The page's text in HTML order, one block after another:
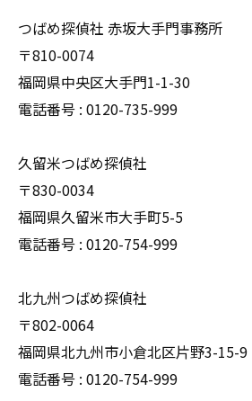
つばめ探偵社 赤坂大手門事務所
〒810-0074
福岡県中央区大手門1-1-30
電話番号 : 0120-735-999
久留米つばめ探偵社
〒830-0034
福岡県久留米市大手町5-5
電話番号 : 0120-754-999
北九州つばめ探偵社
〒802-0064
福岡県北九州市小倉北区片野3-15-9
電話番号 : 0120-754-999